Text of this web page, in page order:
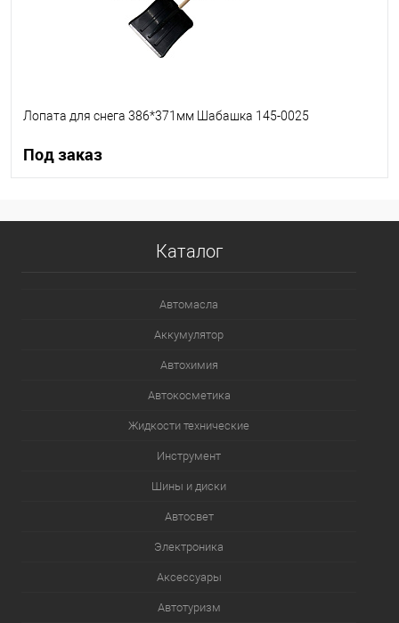
Лопата для снега 386*371мм Шабашка 145-0025
Под заказ
Каталог
Автомасла
Аккумулятор
Автохимия
Автокосметика
Жидкости технические
Инструмент
Шины и диски
Автосвет
Электроника
Аксессуары
Автотуризм